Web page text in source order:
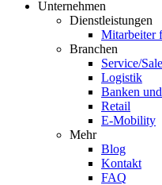
Unternehmen
Dienstleistungen
Mitarbeiter
Branchen
Service/
Logistik
Banken
Retail
E-Mobility
Mehr
Blog
Kontakt
FAQ